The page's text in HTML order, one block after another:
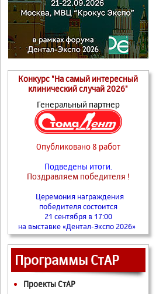
Конкурс "На самый интересный
клинический случай 2026"
Генеральный партнер
Опубликовано 8 работ
Подведены итоги.
Поздравляем победителя !
Церемония награждения
победителя состоится
21 сентября в 17:00
на выставке «Дентал-Экспо 2026»
Программы СтАР
Проекты СтАР